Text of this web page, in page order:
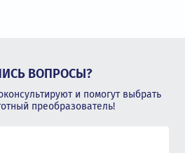
ВОПРОСЫ?
и помогут выбрать
преобразователь!